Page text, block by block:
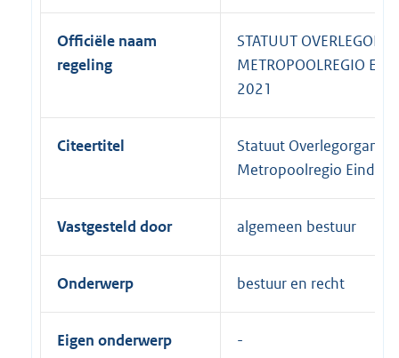
Officiële naam
regeling
STATUUT
METROPOOLREGIO
2021
Citeertitel
Statuut Overlegorganen
Metropoolregio
Vastgesteld door algemeen bestuur
Onderwerp bestuur en recht
Eigen onderwerp